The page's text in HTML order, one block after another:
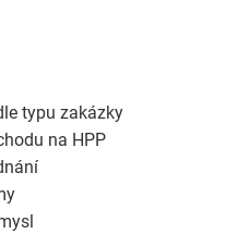
typu zakázky
na HPP